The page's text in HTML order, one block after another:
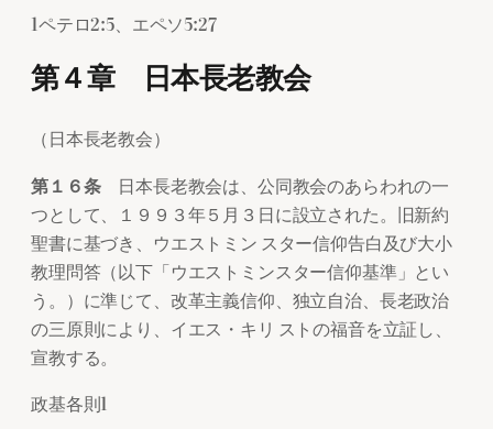
1ペテロ2:5、エペソ5:27
第４章 日本長老教会
（日本長老教会）
第１６条日本長老教会は、公同教会のあらわれの一
つとして、１９９３年５月３日に設立された。旧新約
聖書に基づき、ウエストミン スター信仰告白及び大小
教理問答（以下「ウエストミンスター信仰基準」とい
う。）に準じて、改革主義信仰、独立自治、長老政治
の三原則により、イエス・キリ ストの福音を立証し、
宣教する。
政基各則1